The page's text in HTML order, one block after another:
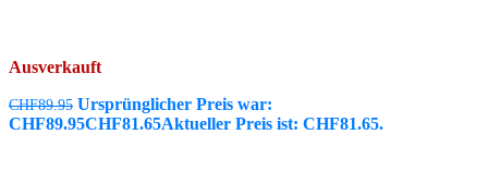
Ausverkauft
CHF89.95 Ursprünglicher Preis war:
CHF89.95CHF81.65Aktueller Preis ist: CHF81.65.